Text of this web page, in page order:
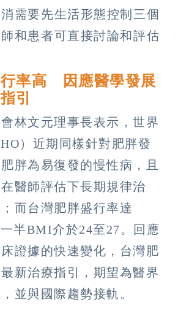
需要先生活形態控制三個
和患者可直接討論和評估
率高 因應醫學發展
引
林文元理事長表示，世界
）近期同樣針對肥胖發
胖為易復發的慢性病，且
醫師評估下長期規律治
而台灣肥胖盛行率達
半BMI介於24至27。回應
證據的快速變化，台灣肥
新治療指引，期望為醫界
並與國際趨勢接軌。